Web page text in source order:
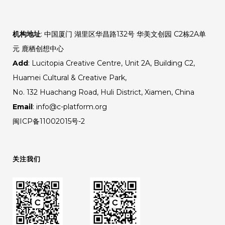
机构地址: 中国厦门 湖里区华昌路132号 华美文创园 C2栋2A单
元 鹿栖创想中心
Add: Lucitopia Creative Centre, Unit 2A, Building C2,
Huamei Cultural & Creative Park,
No. 132 Huachang Road, Huli District, Xiamen, China
Email: info@c-platform.org
闽ICP备11002015号-2
关注我们